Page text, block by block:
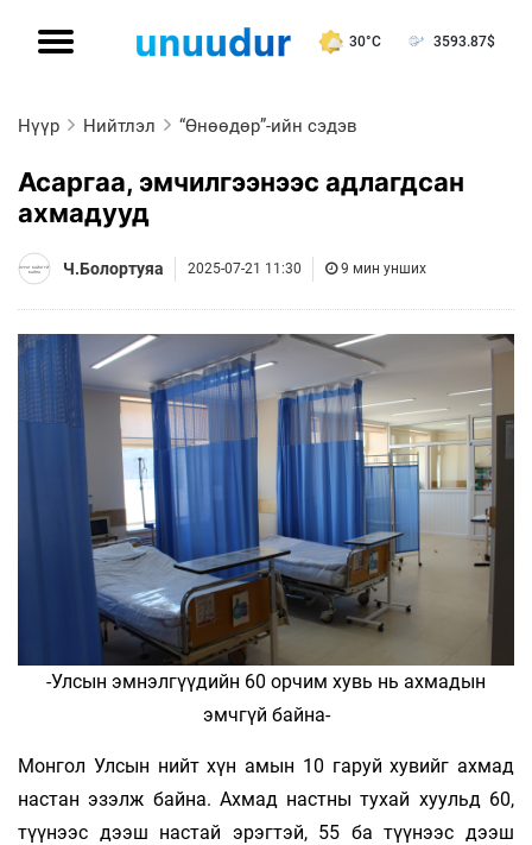
30°C 3593.87$
Нүүр Нийтлэл “Өнөөдөр”-ийн сэдэв
Асаргаа, эмчилгээнээс адлагдсан
ахмадууд
Ч.Болортуяа 2025-07-21 11:30 9 мин унших
-Улсын эмнэлгүүдийн 60 орчим хувь нь ахмадын
эмчгүй байна-
Монгол Улсын нийт хүн амын 10 гаруй хувийг ахмад
настан эзэлж байна. Ахмад настны тухай хуульд 60,
түүнээс дээш настай эрэгтэй, 55 ба түүнээс дээш